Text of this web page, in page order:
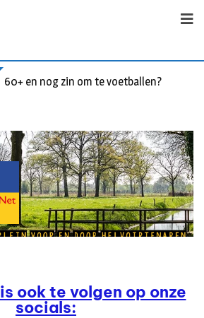
60+ en nog zin om te voetballen? Kom
ook te volgen op onze
socials: